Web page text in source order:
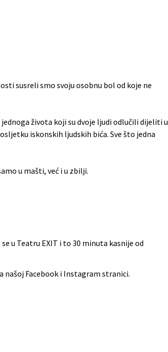
susreli smo svoju osobnu bol od koje ne
života koji su dvoje ljudi odlučili dijeliti u
iskonskih ljudskih bića. Sve što jedna
u mašti, već i u zbilji.
u Teatru EXIT i to 30 minuta kasnije od
našoj Facebook i Instagram stranici.